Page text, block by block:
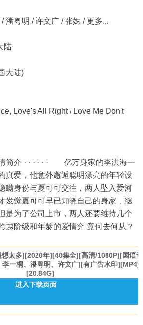
潘粤明 / 许文广 / 张姝 / 更多...
陆
大陆)
Love's All Right / Love Me Don't
简介 · · · · · · 亿万身家的李洪海一
真爱，他意外邂逅聪明漂亮的年轻设
瞒身份与夏可可交往，两人坠入爱河
发觉夏可可早已知晓自己的身家，继
是为了公司上市，两人还要维持几个
越阶级和年龄的爱情究 竟何去何从？
想太多][2020年][40集全][高清/1080P][国语音
一桐、潘粤明、许文广][有广告水印][MP4]
[20.84G]
进入下载页面